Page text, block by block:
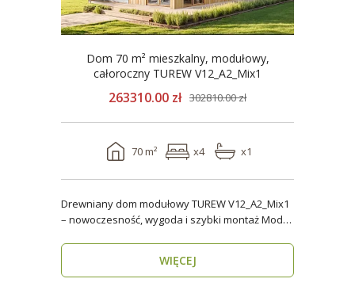
Dom 70 m² mieszkalny, modułowy,
całoroczny TUREW V12_A2_Mix1
263310.00 zł 302810.00 zł
70 m² x4 x1
Drewniany dom modułowy TUREW V12_A2_Mix1
– nowoczesność, wygoda i szybki montaż Model
WIĘCEJ